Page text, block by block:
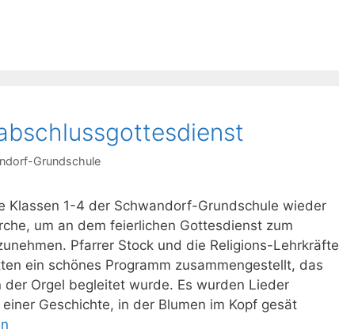
Grundschule
Klassen 1-4 der Schwandorf-Grundschule wieder
um an dem feierlichen Gottesdienst zum
Pfarrer Stock und die Religions-Lehrkräfte
ein schönes Programm zusammengestellt, das
der Orgel begleitet wurde. Es wurden Lieder
Geschichte, in der Blumen im Kopf gesät